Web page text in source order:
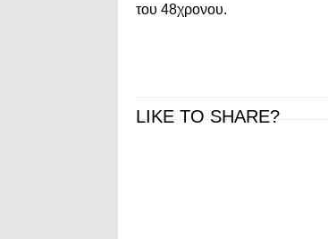
του 48χρονου.
LIKE TO SHARE?